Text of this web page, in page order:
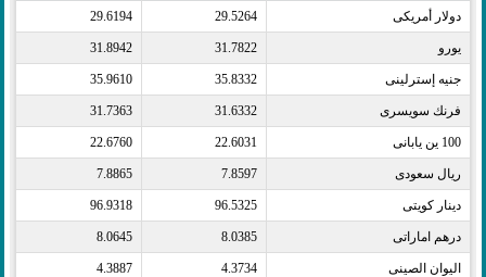
دولار أمريكى​ 29.5264
29.6194
يورو​ 31.7822
31.8942
جنيه إسترلينى​ 35.8332
35.9610
فرنك سويسرى​ 31.6332
31.7363
100 ين يابانى​ 22.6031
22.6760
ريال سعودى​ 7.8597
7.8865
دينار كويتى​ 96.5325
96.9318
درهم اماراتى​ 8.0385
8.0645
اليوان الصينى​ 4.3734
4.3887